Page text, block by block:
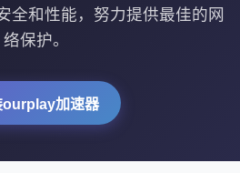
全和性能，努力提供最佳的网
络保护。
ourplay加速器